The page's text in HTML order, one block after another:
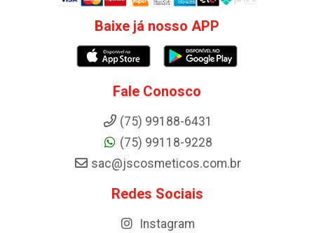
Baixe já nosso APP
Fale Conosco
(75) 99188-6431
(75) 99118-9228
sac@jscosmeticos.com.br
Redes Sociais
Instagram